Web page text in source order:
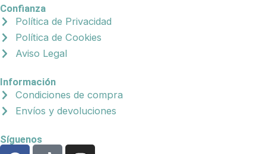
Confianza
Política de Privacidad
Política de Cookies
Aviso Legal
Información
Condiciones de compra
Envíos y devoluciones
Síguenos